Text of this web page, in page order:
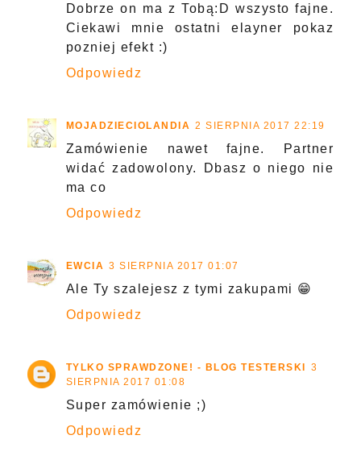
Dobrze on ma z Tobą:D wszysto fajne.
Ciekawi mnie ostatni elayner pokaz
pozniej efekt :)
Odpowiedz
MOJADZIECIOLANDIA 2 SIERPNIA 2017 22:19
Zamówienie nawet fajne. Partner
widać zadowolony. Dbasz o niego nie
ma co
Odpowiedz
EWCIA 3 SIERPNIA 2017 01:07
Ale Ty szalejesz z tymi zakupami 😁
Odpowiedz
TYLKO SPRAWDZONE! - BLOG TESTERSKI 3
SIERPNIA 2017 01:08
Super zamówienie ;)
Odpowiedz